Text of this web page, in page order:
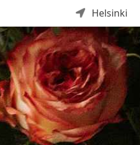
Helsinki